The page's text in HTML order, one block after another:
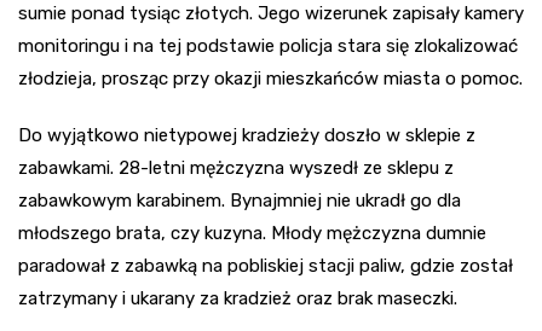
sumie ponad tysiąc złotych. Jego wizerunek zapisały kamery
monitoringu i na tej podstawie policja stara się zlokalizować
złodzieja, prosząc przy okazji mieszkańców miasta o pomoc.
Do wyjątkowo nietypowej kradzieży doszło w sklepie z
zabawkami. 28-letni mężczyzna wyszedł ze sklepu z
zabawkowym karabinem. Bynajmniej nie ukradł go dla
młodszego brata, czy kuzyna. Młody mężczyzna dumnie
paradował z zabawką na pobliskiej stacji paliw, gdzie został
zatrzymany i ukarany za kradzież oraz brak maseczki.